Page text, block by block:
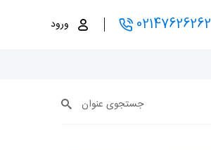
02147626262 ورود
جستجوی عنوان